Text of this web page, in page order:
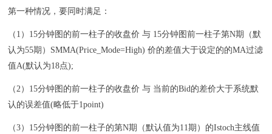
第一种情况，要同时满足：
（1）15分钟图的前一柱子的收盘价 与 15分钟图前一柱子第N期（默
认为55期）SMMA(Price_Mode=High) 价的差值大于设定的的MA过滤
值A(默认为18点);
（2）15分钟图的前一柱子的收盘价 与 当前的Bid的差价大于系统默
认的误差值(略低于1point)
（3）15分钟图的前一柱子的第N期（默认值为11期）的Istoch主线值